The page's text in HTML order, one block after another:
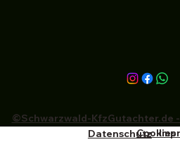
©Schwarzwald-KfzGutachter.de
DatenschutzCookies